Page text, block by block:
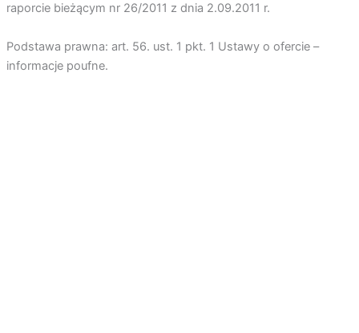
raporcie bieżącym nr 26/2011 z dnia 2.09.2011 r.
Podstawa prawna: art. 56. ust. 1 pkt. 1 Ustawy o ofercie –
informacje poufne.